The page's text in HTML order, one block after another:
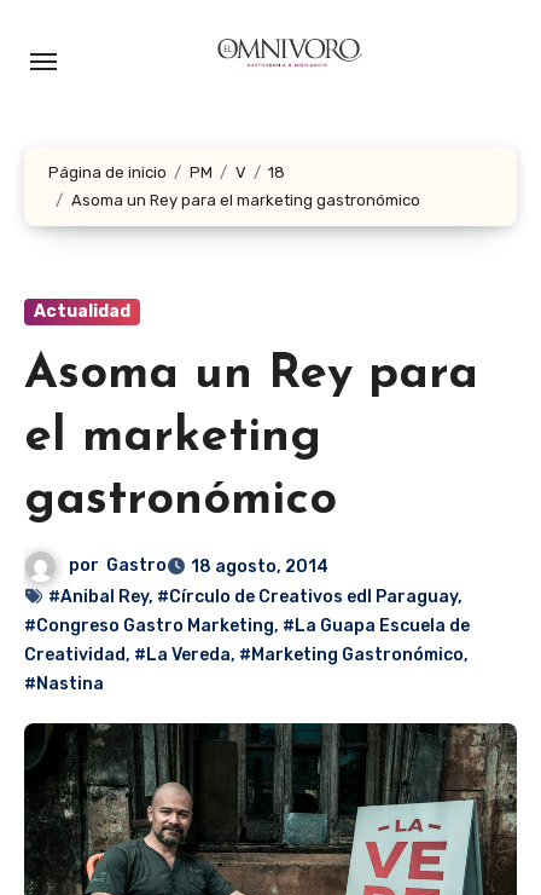
Página de inicio PM V
18
Asoma un Rey para el marketing gastronómico
Actualidad
Asoma un Rey para
el marketing
gastronómico
por Gastro
18 agosto, 2014
#Anibal Rey, #Círculo de Creativos edl Paraguay,
#Congreso Gastro Marketing, #La Guapa Escuela de
Creatividad, #La Vereda, #Marketing Gastronómico,
#Nastina